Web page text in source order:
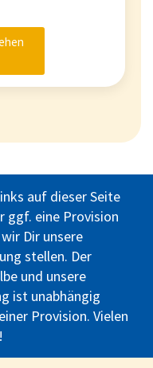
auf dieser Seite
ggf. eine Provision
Dir unsere
stellen. Der
und unsere
ist unabhängig
Provision. Vielen